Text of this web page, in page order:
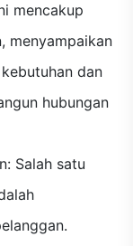
mencakup
menyampaikan
dan
hubungan
Salah satu